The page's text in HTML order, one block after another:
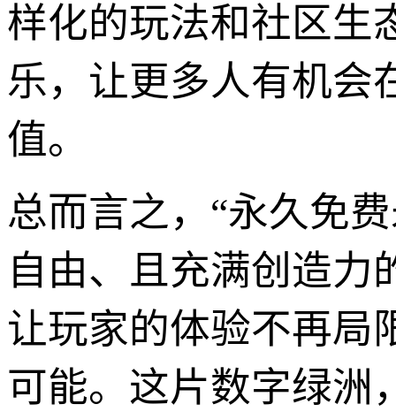
样化的玩法和社区生
乐，让更多人有机会
值。
总而言之，“永久免
自由、且充满创造力
让玩家的体验不再局
可能。这片数字绿洲